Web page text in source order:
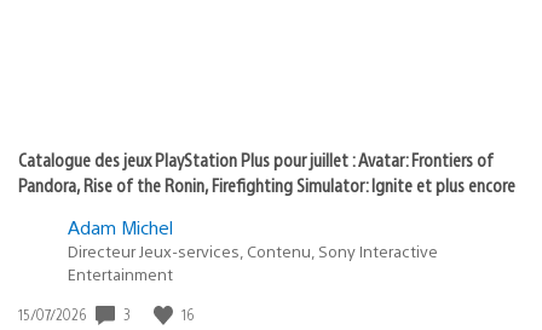
Catalogue des jeux PlayStation Plus pour juillet : Avatar: Frontiers of
Pandora, Rise of the Ronin, Firefighting Simulator: Ignite et plus encore
Adam Michel
Directeur Jeux-services, Contenu, Sony Interactive
Entertainment
Date
15/07/2026 3 16